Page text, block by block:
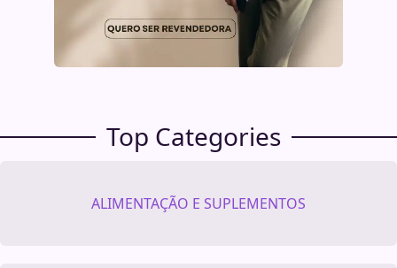
Top Categories
ALIMENTAÇÃO E SUPLEMENTOS